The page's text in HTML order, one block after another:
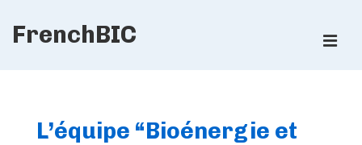
SkipFrenchBIC
L’équipe “Bioénergie et